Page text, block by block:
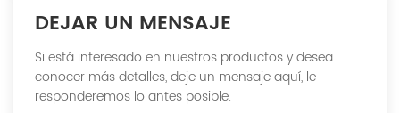
DEJAR UN MENSAJE
Si está interesado en nuestros productos y desea
conocer más detalles, deje un mensaje aquí, le
responderemos lo antes posible.